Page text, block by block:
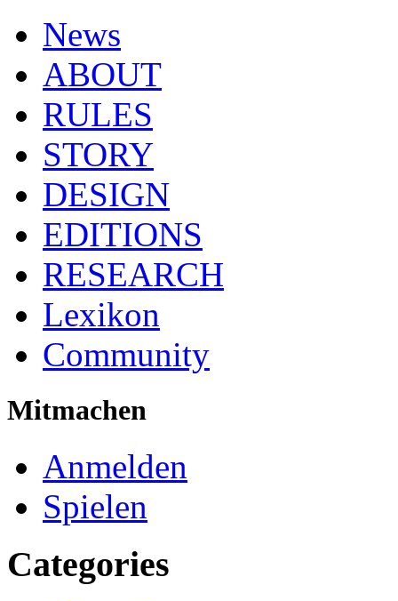
News
ABOUT
RULES
STORY
DESIGN
EDITIONS
RESEARCH
Lexikon
Community
Mitmachen
Anmelden
Spielen
Categories